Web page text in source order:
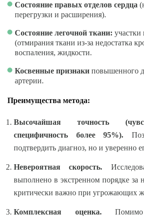
Состояние правых отделов сердца
перегрузки и расширения).
Состояние легочной ткани: участки
(отмирания ткани из-за недостатка
воспаления, жидкости.
Косвенные признаки повышенного
артерии.
Преимущества метода:
Высочайшая точность
специфичность более 95%).
подтвердить диагноз, но и уверенно
Невероятная скорость.
выполнено в экстренном порядке за
критически важно при угрожающих
Комплексная оценка.Помимо